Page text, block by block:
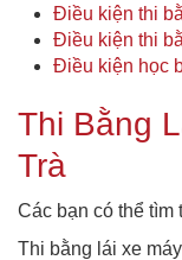
Điều kiện thi
Điều kiện thi
Điều kiện học
Thi Bằng
Trà
Các bạn có thể tìm
Thi bằng lái xe